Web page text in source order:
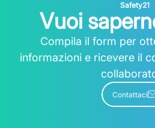
Safety21
Vuoi
Compila il form per
informazioni e ricevere il
Contattaci